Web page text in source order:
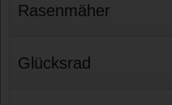
Rasenmäher
Glücksrad